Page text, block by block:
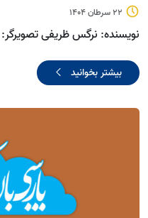
22 سرطان 1404
نویسنده: نرگس ظریفی
بیشتر بخوانید